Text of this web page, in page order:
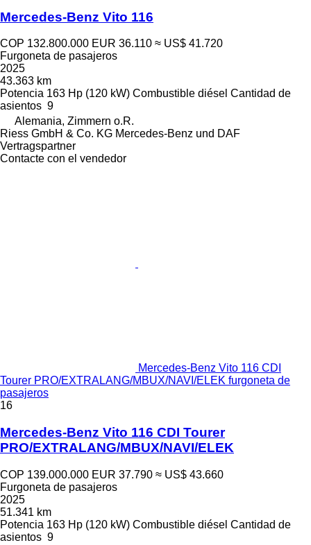
Mercedes-Benz Vito 116
COP 132.800.000 EUR 36.110 ≈ US$ 41.720
Furgoneta de pasajeros
2025
43.363 km
Potencia 163 Hp (120 kW) Combustible diésel Cantidad de
asientos 9
Alemania, Zimmern o.R.
Riess GmbH & Co. KG Mercedes-Benz und DAF
Vertragspartner
Contacte con el vendedor
Mercedes-Benz Vito 116 CDI
Tourer PRO/EXTRALANG/MBUX/NAVI/ELEK furgoneta de
pasajeros
16
Mercedes-Benz Vito 116 CDI Tourer
PRO/EXTRALANG/MBUX/NAVI/ELEK
COP 139.000.000 EUR 37.790 ≈ US$ 43.660
Furgoneta de pasajeros
2025
51.341 km
Potencia 163 Hp (120 kW) Combustible diésel Cantidad de
asientos 9